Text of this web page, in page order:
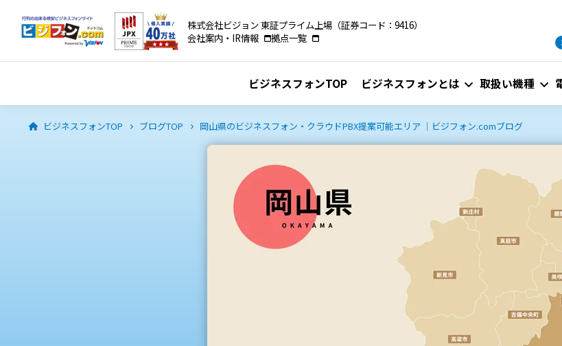
株式会社ビジョン 東証プライム上場（証券コード：9416）
会社案内・IR情報
拠点一覧
ビジネスフォンTOP ビジネスフォンとは 取扱い機種
ビジネスフォンTOP ブログTOP 岡山県のビジネスフォン・クラウドPBX提案可能エリア ｜ビジフォン.comブログ